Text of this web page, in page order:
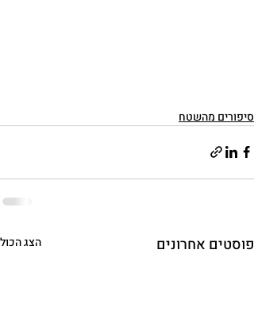
סיפורים מהשטח
פוסטים אחרונים הצג הכול